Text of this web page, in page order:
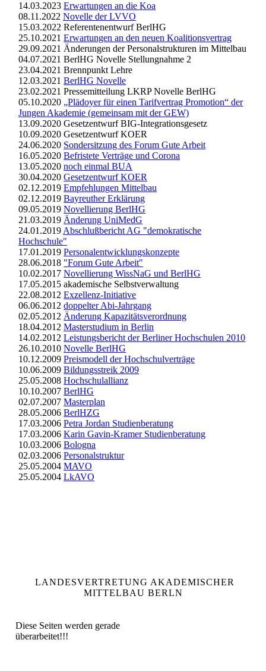
14.03.2023Erwartungen an die Koa
08.11.2022Novelle der LVVO
15.03.2022 Referentenentwurf BerlHG
25.10.2021Erwartungen an den neuen Koalitionsvertrag
29.09.2021 Änderungen der Personalstrukturen im Mittelbau
04.07.2021 BerlHG Novelle Stellungnahme 2
23.04.2021 Brennpunkt Lehre
12.03.2021BerlHG Novelle
23.02.2021 Pressemitteilung LKRP Novelle BerlHG
05.10.2020 „Plädoyer für einen Tarifvertrag Promotion“ der
Jungen Akademie (gemeinsam mit der GEW)
13.09.2020 Gesetzentwurf BIG-Integrationsgesetz
10.09.2020 Gesetzentwurf KOER
24.06.2020 Sondersitzung des Forum Gute Arbeit
16.05.2020Befristete Verträge und Corona
13.05.2020noch einmal BUA
30.04.2020Gesetzentwurf KOER
02.12.2019Empfehlungen Mittelbau
02.12.2019Bayreuther Erklärung
09.05.2019Novellierung BerlHG
21.03.2019 Änderung UniMedG
24.01.2019 Abschlußbericht AG "demokratische
Hochschule"
17.01.2019Personalentwicklungskonzepte
28.06.2018 "Forum Gute Arbeit"
10.02.2017Novellierung WissNaG und BerlHG
17.05.2015 akademische Selbstverwaltung
22.08.2012Exzellenz-Initiative
06.06.2012doppelter Abi-Jahrgang
02.05.2012 Änderung Kapazitätsverordnung
18.04.2012Masterstudium in Berlin
14.02.2012Leistungsbericht der Berliner Hochschulen 2010
26.10.2010Novelle BerlHG
10.12.2009Preismodell der Hochschulverträge
10.06.2009Bildungsstreik 2009
25.05.2008Hochschulallianz
10.10.2007BerlHG
02.07.2007Masterplan
28.05.2006BerlHZG
17.03.2006Petra Jordan Studienberatung
17.03.2006Karin Gavin-Kramer Studienberatung
10.03.2006Bologna
02.03.2006Personalstruktur
25.05.2004MAVO
25.05.2004LkAVO
LANDESVERTRETUNG AKADEMISCHER
MITTELBAU BERLN
Diese Seiten werden gerade
überarbeitet!!!